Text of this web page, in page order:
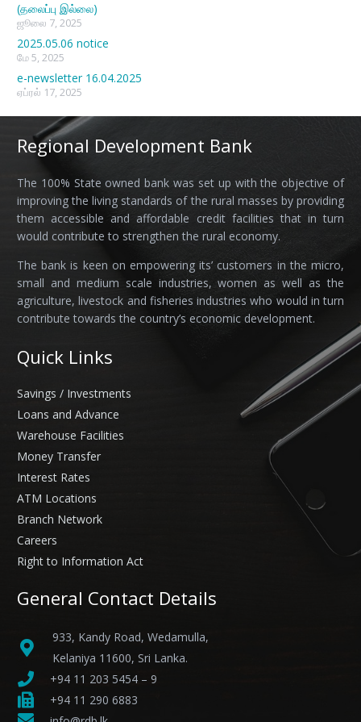
(தலைப்பு இல்லை)
ஜூலை 7, 2025
2025.05.06 notice
மே 5, 2025
e-newsletter 16.04.2025
ஏப்ரல் 17, 2025
Regional Development Bank
The 100% State owned bank was set up with the objective of
improving the living standards of the rural masses by providing
them accessible and affordable credit facilities that in turn
would contribute to strengthen the rural economy.
The bank is keen on empowering its’ customers in the micro,
small and medium scale industries, women as well as the
agriculture, livestock and fisheries industries who would in turn
contribute towards the country’s economic development.
Quick Links
Savings / Investments
Loans and Advance
Warehouse Facilities
Money Transfer
Interest Rates
ATM Locations
Branch Network
Careers
Right to Information Act
General Contact Details
933, Kandy Road, Wedamulla,
Kelaniya 11600, Sri Lanka.
+94 11 203 5454 – 9
+94 11 290 6883